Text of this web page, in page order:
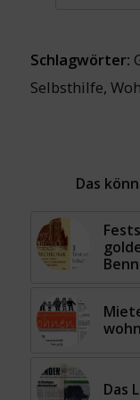
Schlagwörter:
Selbsthilfe,
Das
Das